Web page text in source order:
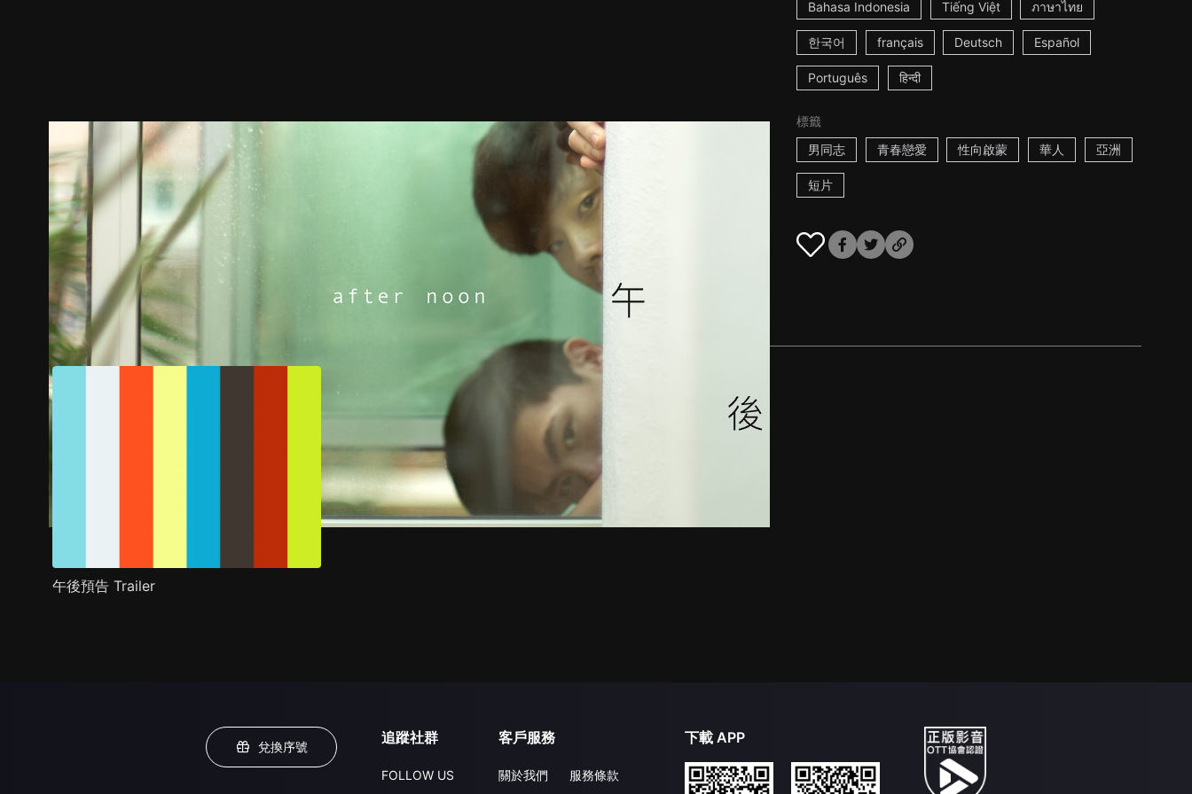
Bahasa Indonesia Tiếng Việt ภาษาไทย
한국어 français Deutsch Español
Português हिन्दी
標籤
男同志
青春戀愛 性向啟蒙 華人 亞洲
短片
預告 劇照 推薦影片
午後預告 Trailer
兌換序號
追蹤社群
FOLLOW US
客戶服務
關於我們
服務條款
下載 APP